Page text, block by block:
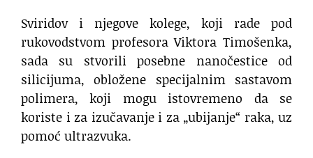
Sviridov i njegove kolege, koji rade pod
rukovodstvom profesora Viktora Timošenka,
sada su stvorili posebne nanočestice od
silicijuma, obložene specijalnim sastavom
polimera, koji mogu istovremeno da se
koriste i za izučavanje i za „ubijanje“ raka, uz
pomoć ultrazvuka.